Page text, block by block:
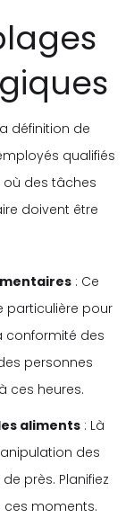
définition de
qualifiés
des tâches
doivent être
: Ce
particulière pour
conformité des
personnes
ces heures.
aliments : Là
des
près. Planifiez
ces moments.